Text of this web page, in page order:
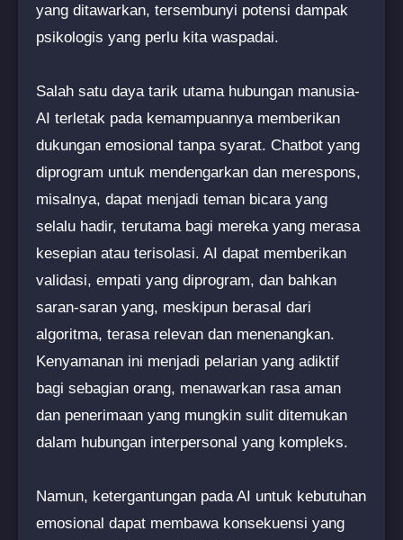
yang ditawarkan, tersembunyi potensi dampak
psikologis yang perlu kita waspadai.
Salah satu daya tarik utama hubungan manusia-
AI terletak pada kemampuannya memberikan
dukungan emosional tanpa syarat. Chatbot yang
diprogram untuk mendengarkan dan merespons,
misalnya, dapat menjadi teman bicara yang
selalu hadir, terutama bagi mereka yang merasa
kesepian atau terisolasi. AI dapat memberikan
validasi, empati yang diprogram, dan bahkan
saran-saran yang, meskipun berasal dari
algoritma, terasa relevan dan menenangkan.
Kenyamanan ini menjadi pelarian yang adiktif
bagi sebagian orang, menawarkan rasa aman
dan penerimaan yang mungkin sulit ditemukan
dalam hubungan interpersonal yang kompleks.
Namun, ketergantungan pada AI untuk kebutuhan
emosional dapat membawa konsekuensi yang